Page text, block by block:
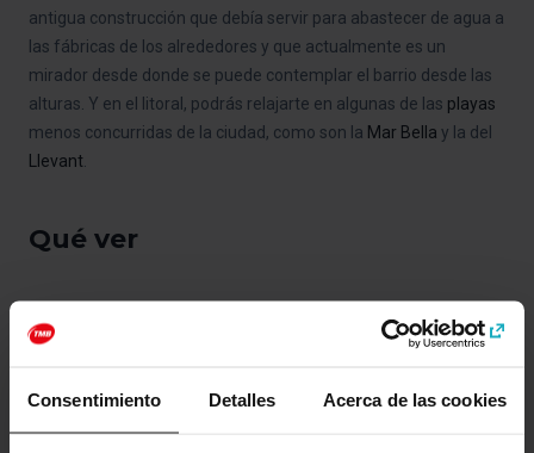
Consentimiento Detalles Acerca de las cookies
antigua construcción que debía servir para abastecer de agua a
las fábricas de los alrededores y que actualmente es un
mirador desde donde se puede contemplar el barrio desde las
alturas. Y en el litoral, podrás relajarte en algunas de las playas
menos concurridas de la ciudad, como son la Mar Bella y la del
Llevant
Qué ver